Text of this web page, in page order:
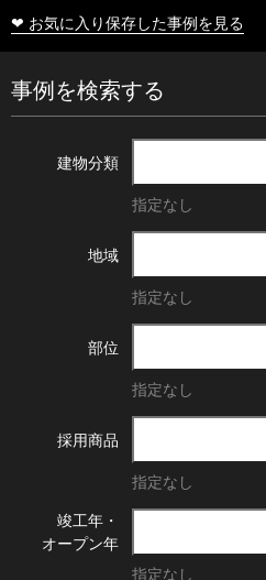
❤ お気に入り保存した事例を見る
事例を検索する
建物分類
指定なし
地域
指定なし
部位
指定なし
採用商品
指定なし
竣工年・
オープン年
指定なし